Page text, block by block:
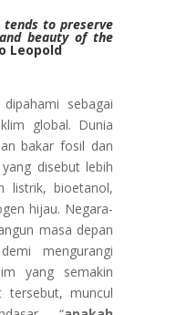
to preserve
beauty of the
Leopold
sebagai
global. Dunia
bakar fosil dan
disebut lebih
listrik, bioetanol,
hijau. Negara-
masa depan
mengurangi
yang semakin
tersebut, muncul